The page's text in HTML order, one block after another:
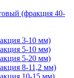
(фракция 40-
3-10 мм)
5-10 мм)
5-20 мм)
8-11,2 мм)
10-15 мм)